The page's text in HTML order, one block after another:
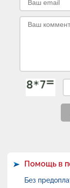
Помощь в
Без